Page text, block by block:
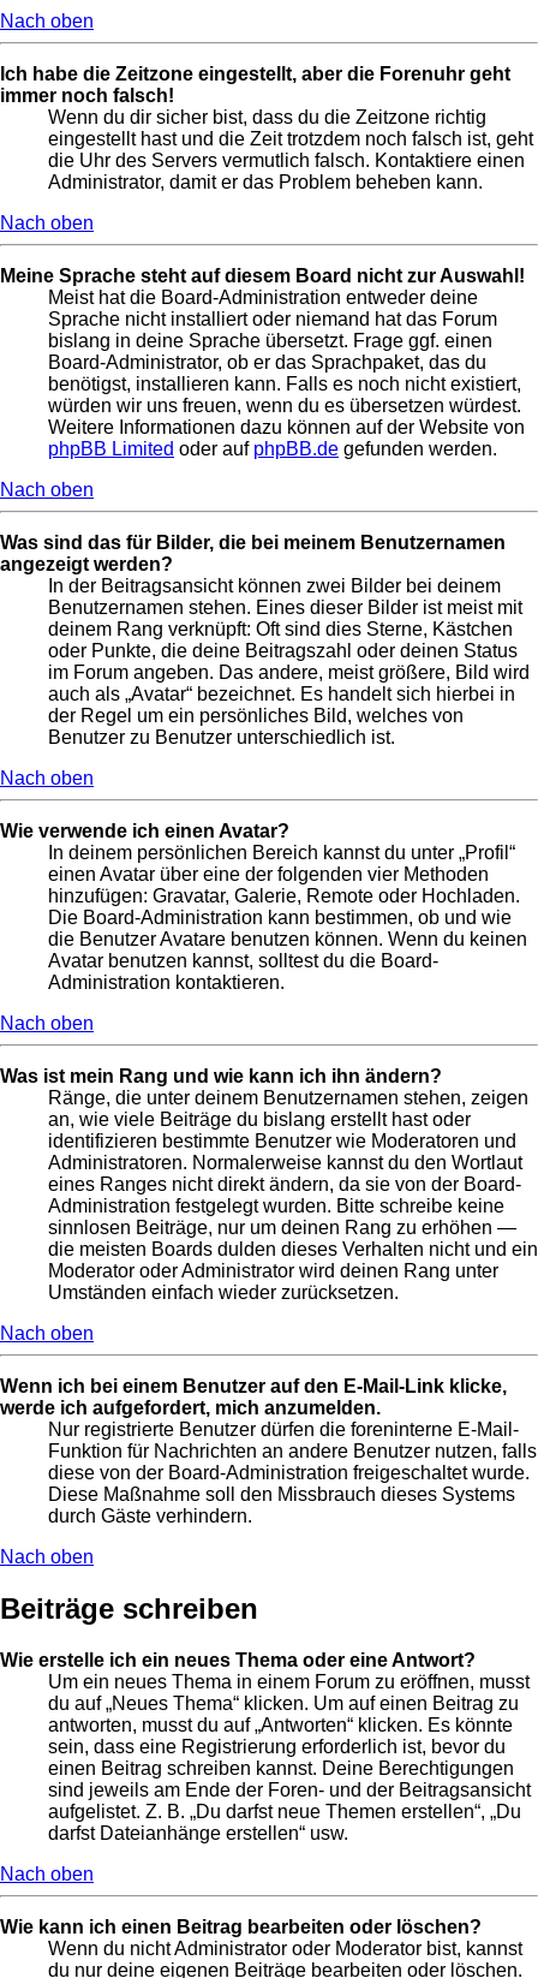
Nach oben
Ich habe die Zeitzone eingestellt, aber die Forenuhr geht
immer noch falsch!
Wenn du dir sicher bist, dass du die Zeitzone richtig
eingestellt hast und die Zeit trotzdem noch falsch ist, geht
die Uhr des Servers vermutlich falsch. Kontaktiere einen
Administrator, damit er das Problem beheben kann.
Nach oben
Meine Sprache steht auf diesem Board nicht zur Auswahl!
Meist hat die Board-Administration entweder deine
Sprache nicht installiert oder niemand hat das Forum
bislang in deine Sprache übersetzt. Frage ggf. einen
Board-Administrator, ob er das Sprachpaket, das du
benötigst, installieren kann. Falls es noch nicht existiert,
würden wir uns freuen, wenn du es übersetzen würdest.
Weitere Informationen dazu können auf der Website von
phpBB Limited oder auf phpBB.de gefunden werden.
Nach oben
Was sind das für Bilder, die bei meinem Benutzernamen
angezeigt werden?
In der Beitragsansicht können zwei Bilder bei deinem
Benutzernamen stehen. Eines dieser Bilder ist meist mit
deinem Rang verknüpft: Oft sind dies Sterne, Kästchen
oder Punkte, die deine Beitragszahl oder deinen Status
im Forum angeben. Das andere, meist größere, Bild wird
auch als „Avatar“ bezeichnet. Es handelt sich hierbei in
der Regel um ein persönliches Bild, welches von
Benutzer zu Benutzer unterschiedlich ist.
Nach oben
Wie verwende ich einen Avatar?
In deinem persönlichen Bereich kannst du unter „Profil“
einen Avatar über eine der folgenden vier Methoden
hinzufügen: Gravatar, Galerie, Remote oder Hochladen.
Die Board-Administration kann bestimmen, ob und wie
die Benutzer Avatare benutzen können. Wenn du keinen
Avatar benutzen kannst, solltest du die Board-
Administration kontaktieren.
Nach oben
Was ist mein Rang und wie kann ich ihn ändern?
Ränge, die unter deinem Benutzernamen stehen, zeigen
an, wie viele Beiträge du bislang erstellt hast oder
identifizieren bestimmte Benutzer wie Moderatoren und
Administratoren. Normalerweise kannst du den Wortlaut
eines Ranges nicht direkt ändern, da sie von der Board-
Administration festgelegt wurden. Bitte schreibe keine
sinnlosen Beiträge, nur um deinen Rang zu erhöhen —
die meisten Boards dulden dieses Verhalten nicht und ein
Moderator oder Administrator wird deinen Rang unter
Umständen einfach wieder zurücksetzen.
Nach oben
Wenn ich bei einem Benutzer auf den E-Mail-Link klicke,
werde ich aufgefordert, mich anzumelden.
Nur registrierte Benutzer dürfen die foreninterne E-Mail-
Funktion für Nachrichten an andere Benutzer nutzen, falls
diese von der Board-Administration freigeschaltet wurde.
Diese Maßnahme soll den Missbrauch dieses Systems
durch Gäste verhindern.
Nach oben
Beiträge schreiben
Wie erstelle ich ein neues Thema oder eine Antwort?
Um ein neues Thema in einem Forum zu eröffnen, musst
du auf „Neues Thema“ klicken. Um auf einen Beitrag zu
antworten, musst du auf „Antworten“ klicken. Es könnte
sein, dass eine Registrierung erforderlich ist, bevor du
einen Beitrag schreiben kannst. Deine Berechtigungen
sind jeweils am Ende der Foren- und der Beitragsansicht
aufgelistet. Z. B. „Du darfst neue Themen erstellen“, „Du
darfst Dateianhänge erstellen“ usw.
Nach oben
Wie kann ich einen Beitrag bearbeiten oder löschen?
Wenn du nicht Administrator oder Moderator bist, kannst
du nur deine eigenen Beiträge bearbeiten oder löschen.